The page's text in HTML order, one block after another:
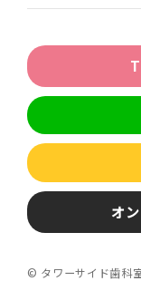
オ
© タワーサイド歯科